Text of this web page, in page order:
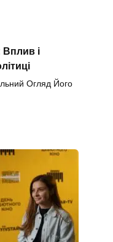
Вплив і
Огляд Його